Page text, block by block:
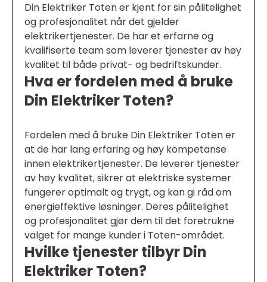
Din Elektriker Toten er kjent for sin pålitelighet
og profesjonalitet når det gjelder
elektrikertjenester. De har et erfarne og
kvalifiserte team som leverer tjenester av høy
kvalitet til både privat- og bedriftskunder.
Hva er fordelen med å bruke
Din Elektriker Toten?
Fordelen med å bruke Din Elektriker Toten er
at de har lang erfaring og høy kompetanse
innen elektrikertjenester. De leverer tjenester
av høy kvalitet, sikrer at elektriske systemer
fungerer optimalt og trygt, og kan gi råd om
energieffektive løsninger. Deres pålitelighet
og profesjonalitet gjør dem til det foretrukne
valget for mange kunder i Toten-området.
Hvilke tjenester tilbyr Din
Elektriker Toten?